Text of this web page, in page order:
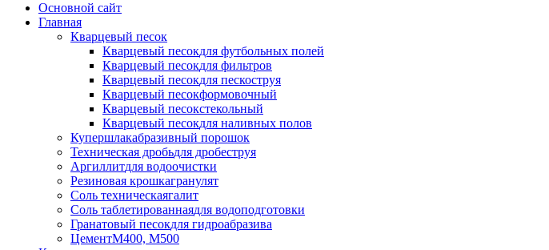
Основной сайт
Главная
Кварцевый песок
Кварцевый песокдля футбольных полей
Кварцевый песокдля фильтров
Кварцевый песокдля пескоструя
Кварцевый песокформовочный
Кварцевый песокстекольный
Кварцевый песокдля наливных полов
Купершлакабразивный порошок
Техническая дробьдля дробеструя
Аргиллитдля водоочистки
Резиновая крошкагранулят
Соль техническаягалит
Соль таблетированнаядля водоподготовки
Гранатовый песокдля гидроабразива
ЦементМ400, М500